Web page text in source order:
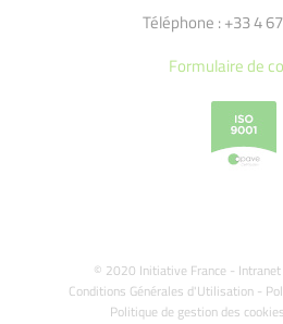
Téléphone : +33 4
Formulaire de
© 2020 Initiative France - Intranet
Conditions Générales d'Utilisation -
Politique de gestion des cookies